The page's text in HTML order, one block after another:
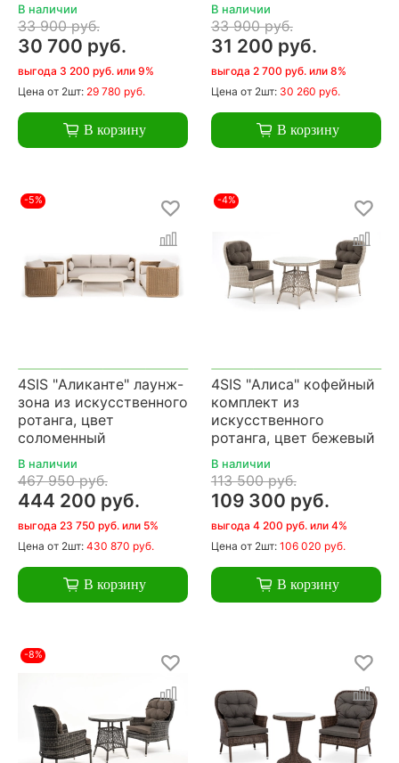
В наличии
33 900 руб.
30 700 руб.
выгода 3 200 руб. или 9%
Цена от 2шт: 29 780 руб.
В корзину
В наличии
33 900 руб.
31 200 руб.
выгода 2 700 руб. или 8%
Цена от 2шт: 30 260 руб.
В корзину
-5%
4SIS "Аликанте" лаунж-
зона из искусственного
ротанга, цвет
соломенный
В наличии
467 950 руб.
444 200 руб.
выгода 23 750 руб. или 5%
Цена от 2шт: 430 870 руб.
В корзину
-4%
4SIS "Алиса" кофейный
комплект из
искусственного
ротанга, цвет бежевый
В наличии
113 500 руб.
109 300 руб.
выгода 4 200 руб. или 4%
Цена от 2шт: 106 020 руб.
В корзину
-8%